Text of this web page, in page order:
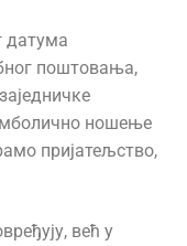
датума
поштовања,
ношење
пријатељство,
већ у